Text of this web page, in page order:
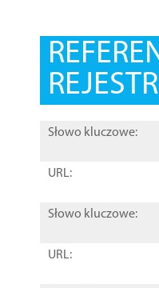
Słowo kluczowe:
URL:
Słowo kluczowe:
URL: